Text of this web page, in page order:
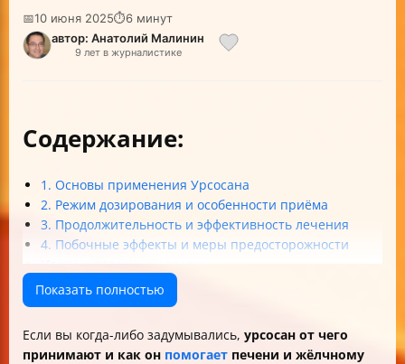
📅10 июня 2025⏱6 минут
автор: Анатолий Малинин
9 лет в журналистике
Содержание:
1. Основы применения Урсосана
2. Режим дозирования и особенности приёма
3. Продолжительность и эффективность лечения
4. Побочные эффекты и меры предосторожности
Итоги и полезные советы
Показать полностью
Если вы когда-либо задумывались, урсосан от чего
принимают и как он помогает печени и жёлчному